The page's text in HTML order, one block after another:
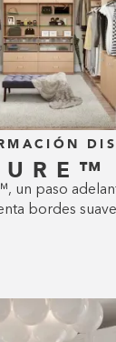
un paso
bordes